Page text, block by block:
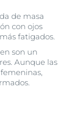
de masa
con ojos
fatigados.
son un
Aunque las